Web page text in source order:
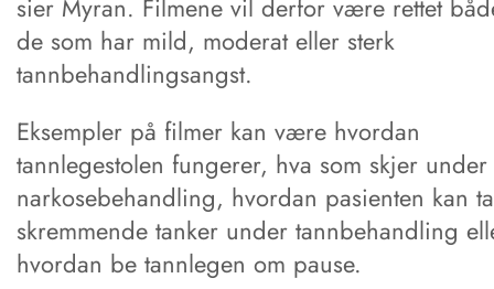
sier Myran. Filmene vil derfor være rettet
de som har mild, moderat eller sterk
tannbehandlingsangst.
Eksempler på filmer kan være hvordan
tannlegestolen fungerer, hva som skjer under
narkosebehandling, hvordan pasienten kan
skremmende tanker under tannbehandling
hvordan be tannlegen om pause.